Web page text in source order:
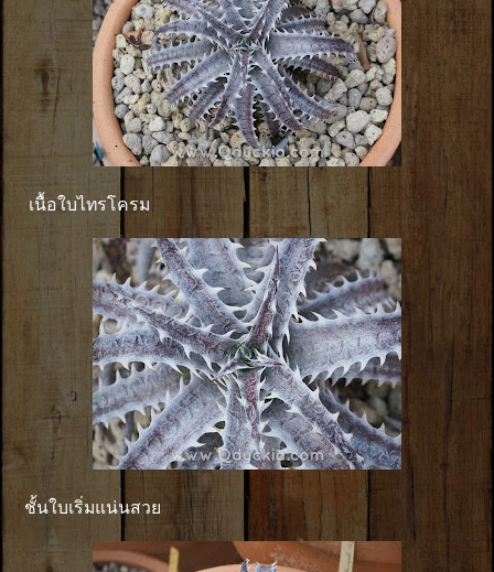
เนื้อใบไทรโครม
ชั้นใบเริ่มแน่นสวย